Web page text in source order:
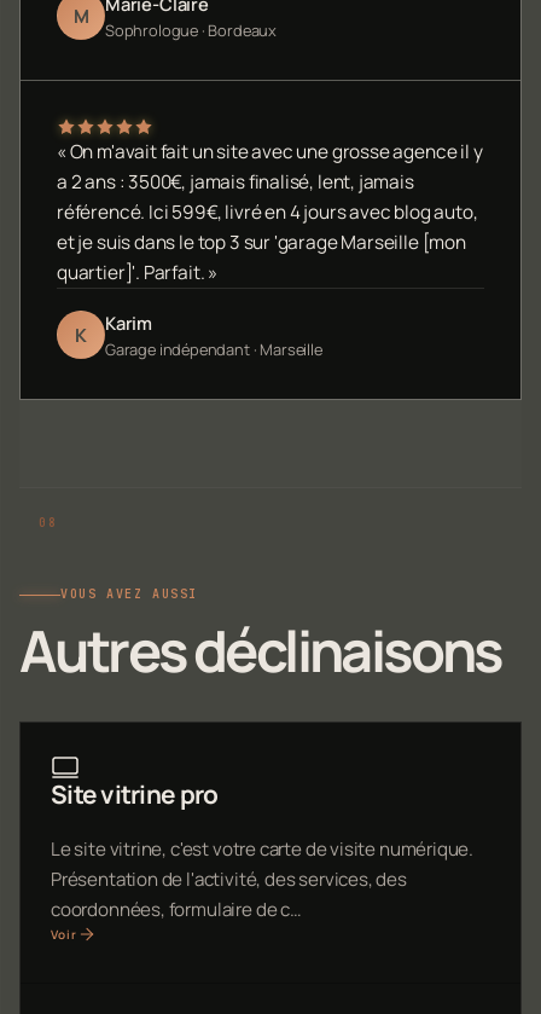
M
Sophrologue · Bordeaux
« On m'avait fait un site avec une grosse agence il y
a 2 ans : 3500€, jamais finalisé, lent, jamais
référencé. Ici 599€, livré en 4 jours avec blog auto,
et je suis dans le top 3 sur 'garage Marseille [mon
quartier]'. Parfait. »
K Karim
Garage indépendant · Marseille
VOUS AVEZ AUSSI
Autres déclinaisons
Site vitrine pro
Le site vitrine, c'est votre carte de visite numérique.
Présentation de l'activité, des services, des
coordonnées, formulaire de c…
Voir